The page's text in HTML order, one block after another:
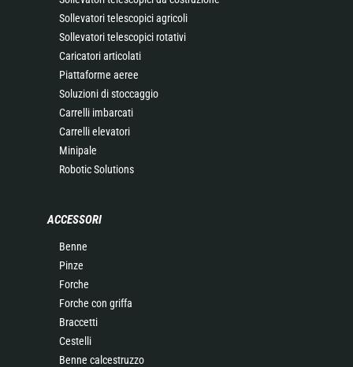
Sollevatori telescopici agricoli
Sollevatori telescopici rotativi
Caricatori articolati
Piattaforme aeree
Soluzioni di stoccaggio
Carrelli imbarcati
Carrelli elevatori
Minipale
Robotic Solutions
ACCESSORI
Benne
Pinze
Forche
Forche con griffa
Braccetti
Cestelli
Benne calcestruzzo